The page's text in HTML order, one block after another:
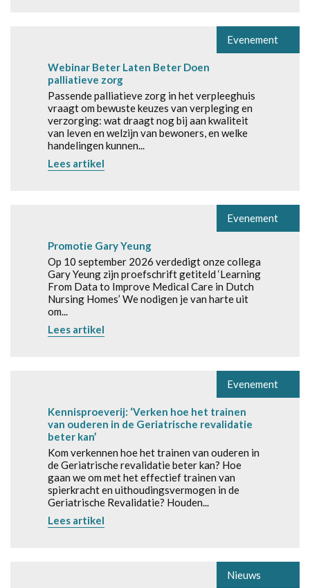
Evenement
Webinar Beter Laten Beter Doen
palliatieve zorg
Passende palliatieve zorg in het verpleeghuis
vraagt om bewuste keuzes van verpleging en
verzorging: wat draagt nog bij aan kwaliteit
van leven en welzijn van bewoners, en welke
handelingen kunnen...
Lees artikel
Evenement
Promotie Gary Yeung
Op 10 september 2026 verdedigt onze collega
Gary Yeung zijn proefschrift getiteld ‘Learning
From Data to Improve Medical Care in Dutch
Nursing Homes’ We nodigen je van harte uit
om...
Lees artikel
Evenement
Kennisproeverij: ‘Verken hoe het trainen
van ouderen in de Geriatrische revalidatie
beter kan’
Kom verkennen hoe het trainen van ouderen in
de Geriatrische revalidatie beter kan? Hoe
gaan we om met het effectief trainen van
spierkracht en uithoudingsvermogen in de
Geriatrische Revalidatie? Houden...
Lees artikel
Nieuws